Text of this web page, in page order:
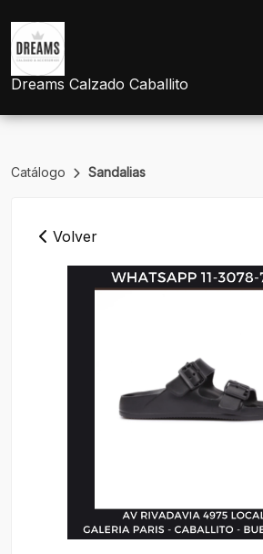
Dreams Calzado Caballito
Catálogo Sandalias
Volver